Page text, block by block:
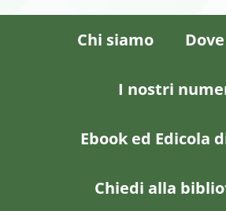
Chi siamo
I nostri
Ebook ed Edicola
Chiedi alla